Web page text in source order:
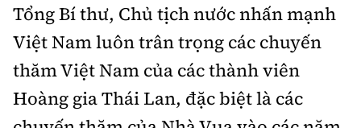
Tổng Bí thư, Chủ tịch nước nhấn mạnh
Việt Nam luôn trân trọng các chuyến
thăm Việt Nam của các thành viên
Hoàng gia Thái Lan, đặc biệt là các